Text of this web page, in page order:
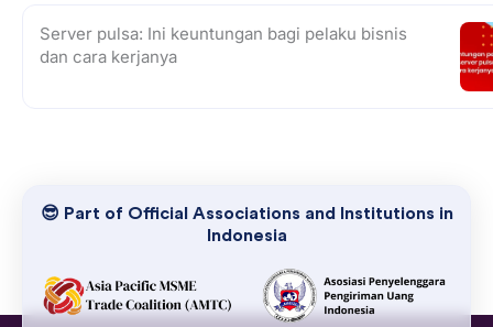
Server pulsa: Ini keuntungan bagi pelaku bisnis
dan cara kerjanya
😎 Part of Official Associations and Institutions in
Indonesia